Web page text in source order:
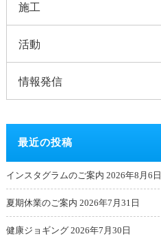
施工
活動
情報発信
最近の投稿
インスタグラムのご案内 2026年8月6日
夏期休業のご案内 2026年7月31日
健康ジョギング 2026年7月30日